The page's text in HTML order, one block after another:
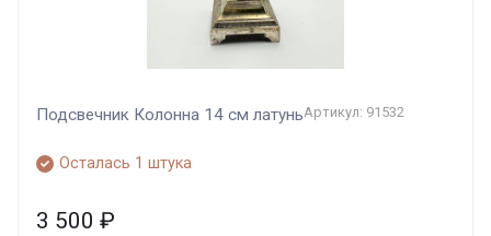
Подсвечник Колонна 14 см латуньАртикул: 91532
Осталась 1 штука
3 500 ₽